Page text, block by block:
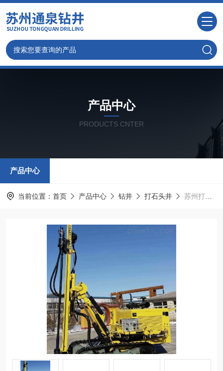
产品中心
PRODUCTS CNTER
产品中心
当前位置： 首页 产品中心 钻井 打石头井 苏州打井,苏州钻水井专注技术20余年